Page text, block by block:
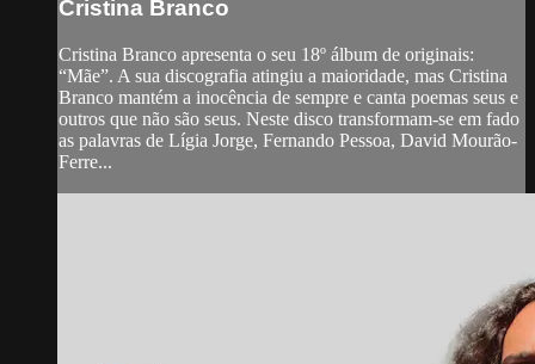
Cristina Branco
Cristina Branco apresenta o seu 18º álbum de originais:
“Mãe”. A sua discografia atingiu a maioridade, mas Cristina
Branco mantém a inocência de sempre e canta poemas seus e
outros que não são seus. Neste disco transformam-se em fado
as palavras de Lígia Jorge, Fernando Pessoa, David Mourão-
Ferre...